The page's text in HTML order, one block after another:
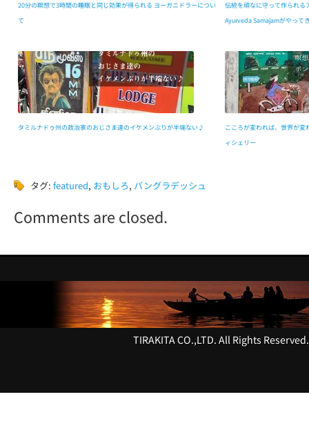
20分の瞑想で3時間の睡眠と同じ効果が得られる ヨーガニドラーについ
て
伝統を頑なに守って作られる
Ayurveda Samajamがやって
タミルナドゥ州の政治家のおじさま達のイケメンぶりが半端ない♪
こころが変われば、世界が
ィシェリー
タグ: featured, おもしろ, バングラデッシュ
Comments are closed.
TIRAKITA CO.,LTD. All Rights Reserved.